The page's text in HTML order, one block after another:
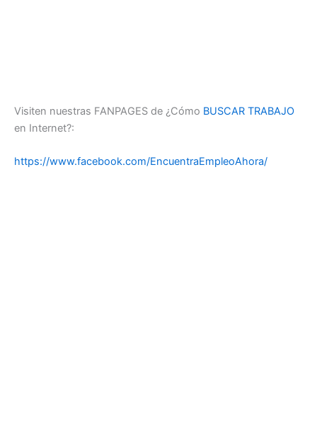
Visiten nuestras FANPAGES de ¿Cómo BUSCAR TRABAJO
en Internet?:
https://www.facebook.com/EncuentraEmpleoAhora/